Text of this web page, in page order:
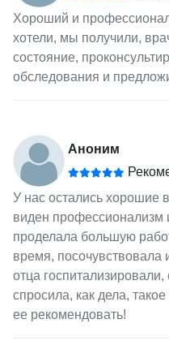
Хороший и
хотели, мы получили,
состояние,
обследования и
Аноним
У нас остались хорошие
виден профессионализм
проделала большую
время,
отца
спросила, как дела,
ее рекомендовать!